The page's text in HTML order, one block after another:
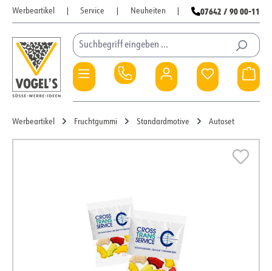
Zum Hauptinhalt springen
Werbeartikel Service Neuheiten 07642 / 90 00-11
Du hast 0
Werbeartikel Fruchtgummi Standardmotive Autoset